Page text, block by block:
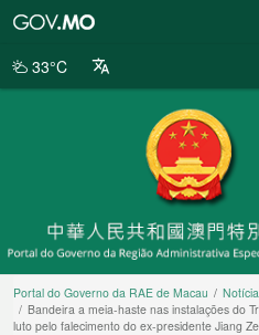
da
33°C
Portal do Governo da RAE de Macau
Bandeira a meia-haste nas instalações do
luto pelo falecimento do ex-presidente Jiang